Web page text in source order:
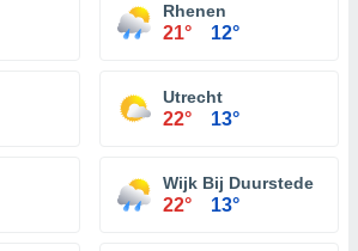
Rhenen
21° 12°
Utrecht
22° 13°
Wijk Bij Duurstede
22° 13°